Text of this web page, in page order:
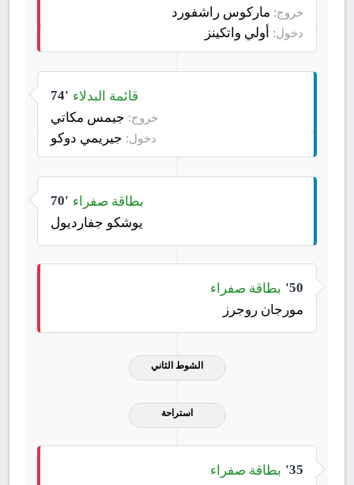
خروج: ماركوس راشفورد
دخول: أولي واتكينز
74' قائمة البدلاء
خروج: جيمس مكاتي
دخول: جيريمي دوكو
70' بطاقة صفراء
يوشكو جفارديول
50' بطاقة صفراء
مورجان روجرز
الشوط الثاني
استراحة
35' بطاقة صفراء